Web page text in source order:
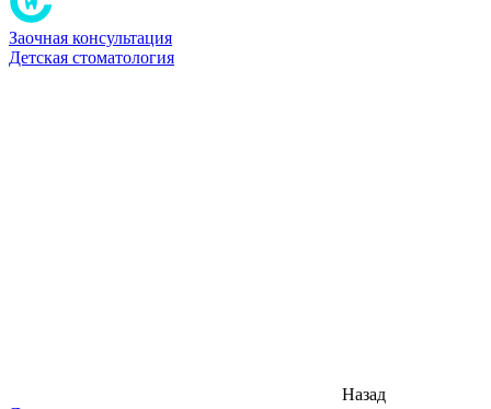
Заочная консультация
Детская стоматология
Назад